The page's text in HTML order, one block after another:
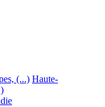
(...) Haute-